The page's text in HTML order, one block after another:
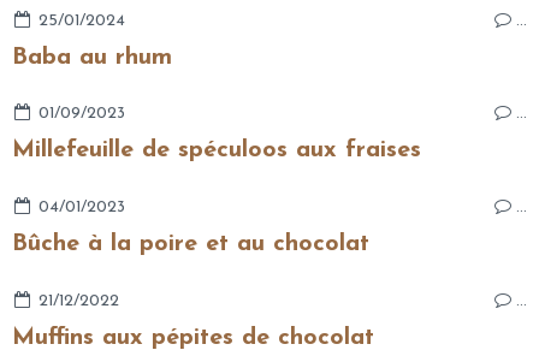
25/01/2024 …
Baba au rhum
01/09/2023 …
Millefeuille de spéculoos aux fraises
04/01/2023 …
Bûche à la poire et au chocolat
21/12/2022 …
Muffins aux pépites de chocolat